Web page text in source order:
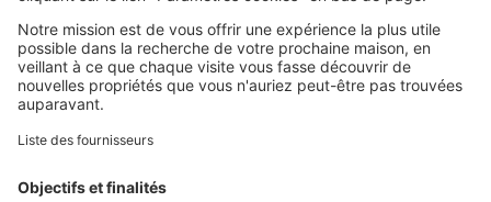
Retrouvez-nous sur ...